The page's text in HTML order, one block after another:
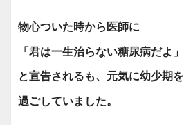
物心ついた時から医師に
「君は一生治らない糖尿病だよ」
と宣告されるも、元気に幼少期を
過ごしていました。